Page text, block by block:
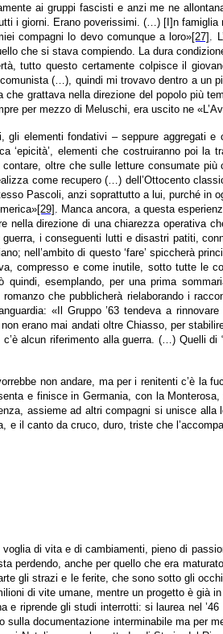
ai gruppi fascisti e anzi me ne
i giorni. Erano poverissimi. (…) [I]n
compagni lo devo comunque a loro»[27]
.
che si stava compiendo. La dura
tutto questo certamente colpisce il
(…), quindi mi trovavo dentro a un
grattava nella direzione del popolo più
per mezzo di Meluschi, era uscito ne
elementi fondativi – seppure aggregati
elementi che costruiranno poi
oltre che sulle letture consumate
come recupero (…) dell’Ottocento
Pascoli, anzi soprattutto a lui, purché in
[29]
. Manca ancora, a questa
direzione di una chiarezza operativa
i conseguenti lutti e disastri patiti,
nell’ambito di questo ‘fare’ spiccherà
compresso e come inutile, sotto tutte le
esemplando, per una prima
romanzo che pubblicherà rielaborando i
«Il Gruppo ’63 tendeva a
erano mai andati oltre Chiasso, per
alcun riferimento alla guerra. (…) Quelli
non andare, ma per i renitenti c’è
e finisce in Germania, con la
assieme ad altri compagni si unisce
il canto da cruco, duro, triste che
di vita e di cambiamenti, pieno di
anche per quello che era
gli strazi e le ferite, che sono sotto gli
di vite umane, mentre un progetto è
riprende gli studi interrotti: si laurea nel
documentazione interminabile ma per